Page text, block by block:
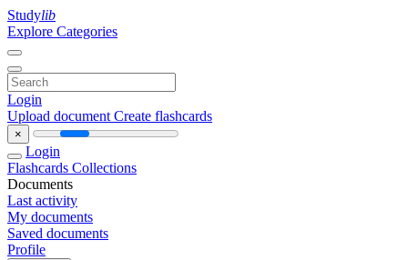
Studylib
Explore Categories
Login
Upload document Create flashcards
×
Login
Flashcards Collections
Documents
Last activity
My documents
Saved documents
Profile